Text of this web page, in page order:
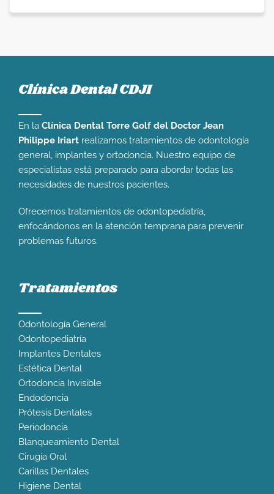
Clínica Dental CDJI
En la Clínica Dental Torre Golf del Doctor Jean
Philippe Iriart realizamos tratamientos de odontología
general, implantes y ortodoncia. Nuestro equipo de
especialistas está preparado para abordar todas las
necesidades de nuestros pacientes.
Ofrecemos tratamientos de odontopediatría,
enfocándonos en la atención temprana para prevenir
problemas futuros.
Tratamientos
Odontología General
Odontopediatría
Implantes Dentales
Estética Dental
Ortodoncia Invisible
Endodoncia
Prótesis Dentales
Periodoncia
Blanqueamiento Dental
Cirugía Oral
Carillas Dentales
Higiene Dental